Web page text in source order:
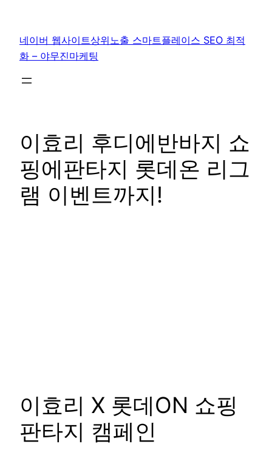
네이버 웹사이트상위노출 스마트플레이스 SEO 최적
화 – 야무진마케팅
이효리 후디에반바지 쇼
핑에판타지 롯데온 리그
램 이벤트까지!
이효리 X 롯데ON 쇼핑
판타지 캠페인